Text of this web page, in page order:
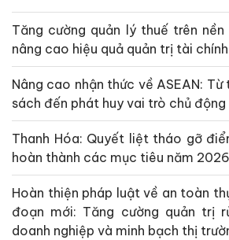
Tăng cường quản lý thuế trên
nâng cao hiệu quả quản trị tài
Nâng cao nhận thức về ASEAN:
sách đến phát huy vai trò chủ
Thanh Hóa: Quyết liệt tháo gỡ
hoàn thành các mục tiêu năm 2026
Hoàn thiện pháp luật về an toàn
đoạn mới: Tăng cường quản trị
doanh nghiệp và minh bạch thị